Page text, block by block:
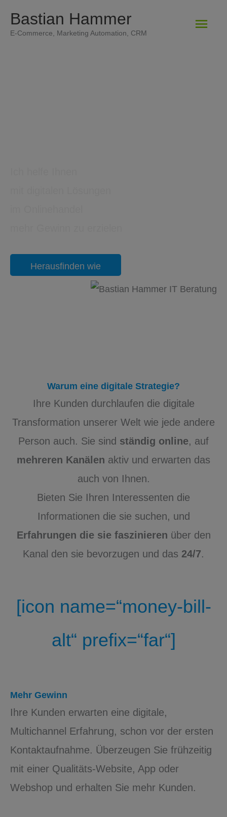
InhaltBastian Hammer
E-Commerce, Marketing Automation, CRM
Herausfinden wie
Warum eine digitale Strategie?
Ihre Kunden durchlaufen die digitale
Transformation unserer Welt wie jede andere
Person auch. Sie sind ständig online, auf
mehreren Kanälen aktiv und erwarten das
auch von Ihnen.
Bieten Sie Ihren Interessenten die
Informationen die sie suchen, und
Erfahrungen die sie faszinieren über den
Kanal den sie bevorzugen und das 24/7.
[icon name=“money-bill-
alt“ prefix=“far“]
Mehr Gewinn
Ihre Kunden erwarten eine digitale,
Multichannel Erfahrung, schon vor der ersten
Kontaktaufnahme. Überzeugen Sie frühzeitig
mit einer Qualitäts-Website, App oder
Webshop und erhalten Sie mehr Kunden.